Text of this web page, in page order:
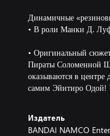
Динамичные
• В роли Манки Д.
• Оригинальный
Пираты Соломенной
оказываются в
самим Эйитиро Одой!
Издатель
BANDAI NAMCO